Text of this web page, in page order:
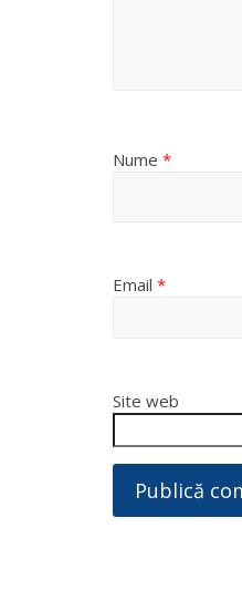
Nume *
Email *
Site web